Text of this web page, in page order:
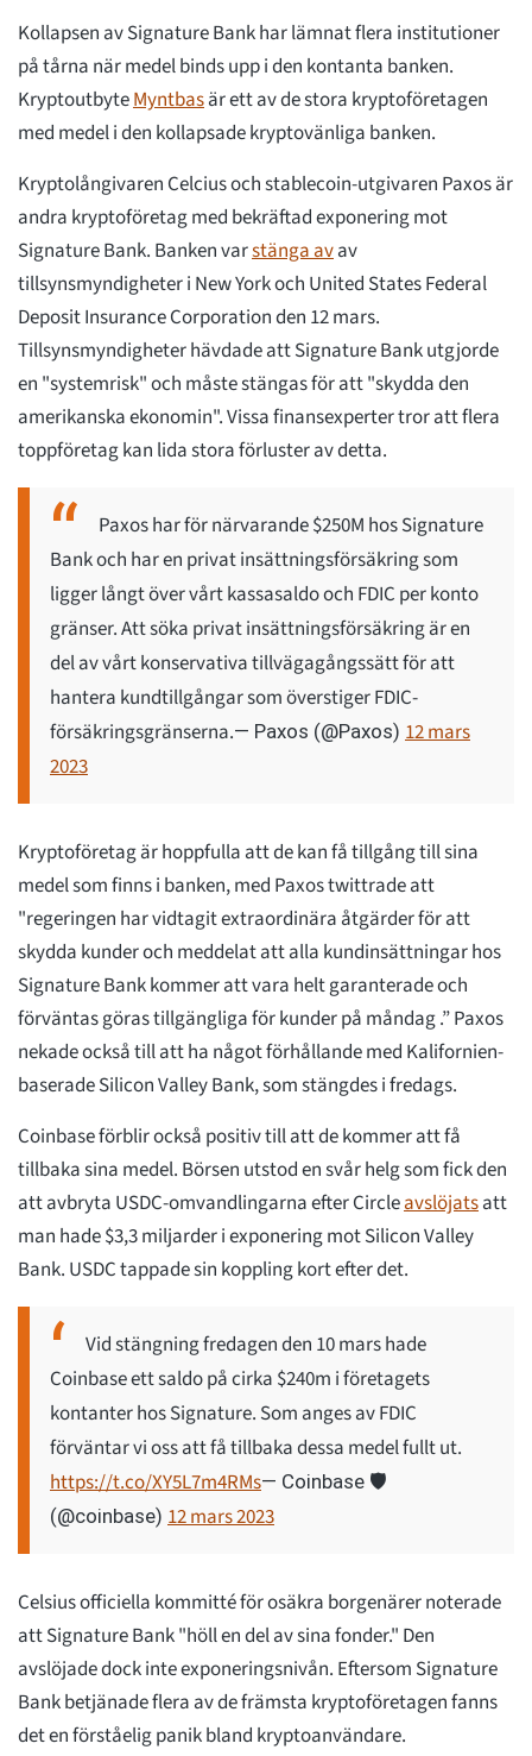
Kollapsen av Signature Bank har lämnat flera institutioner
på tårna när medel binds upp i den kontanta banken.
KryptoutbyteMyntbasär ett av de stora kryptoföretagen
med medel i den kollapsade kryptovänliga banken.
Kryptolångivaren Celcius och stablecoin-utgivaren Paxos är
andra kryptoföretag med bekräftad exponering mot
Signature Bank. Banken varstänga avav
tillsynsmyndigheter i New York och United States Federal
Deposit Insurance Corporation den 12 mars.
Tillsynsmyndigheter hävdade att Signature Bank utgjorde
en "systemrisk" och måste stängas för att "skydda den
amerikanska ekonomin". Vissa finansexperter tror att flera
toppföretag kan lida stora förluster av detta.
Paxos har för närvarande $250M hos Signature
Bank och har en privat insättningsförsäkring som
ligger långt över vårt kassasaldo och FDIC per konto
gränser. Att söka privat insättningsförsäkring är en
del av vårt konservativa tillvägagångssätt för att
hantera kundtillgångar som överstiger FDIC-
försäkringsgränserna.— Paxos (@Paxos) 12 mars
2023
Kryptoföretag är hoppfulla att de kan få tillgång till sina
medel som finns i banken, med Paxos twittrade att
"regeringen har vidtagit extraordinära åtgärder för att
skydda kunder och meddelat att alla kundinsättningar hos
Signature Bank kommer att vara helt garanterade och
förväntas göras tillgängliga för kunder på måndag .” Paxos
nekade också till att ha något förhållande med Kalifornien-
baserade Silicon Valley Bank, som stängdes i fredags.
Coinbase förblir också positiv till att de kommer att få
tillbaka sina medel. Börsen utstod en svår helg som fick den
att avbryta USDC-omvandlingarna efter Circleavslöjatsatt
man hade $3,3 miljarder i exponering mot Silicon Valley
Bank. USDC tappade sin koppling kort efter det.
Vid stängning fredagen den 10 mars hade
Coinbase ett saldo på cirka $240m i företagets
kontanter hos Signature. Som anges av FDIC
förväntar vi oss att få tillbaka dessa medel fullt ut.
https://t.co/XY5L7m4RMs— Coinbase 🛡️
(@coinbase) 12 mars 2023
Celsius officiella kommitté för osäkra borgenärer noterade
att Signature Bank "höll en del av sina fonder." Den
avslöjade dock inte exponeringsnivån. Eftersom Signature
Bank betjänade flera av de främsta kryptoföretagen fanns
det en förståelig panik bland kryptoanvändare.